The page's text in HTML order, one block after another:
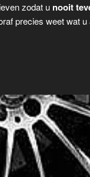
zodat u nooit
precies weet wat u